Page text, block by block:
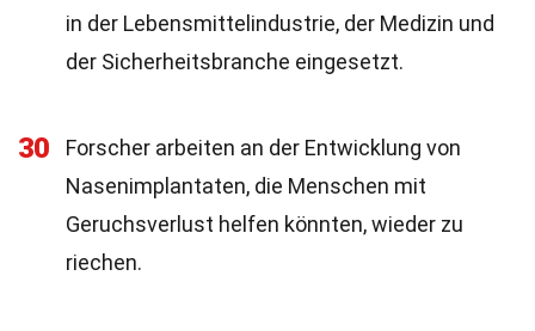
in der Lebensmittelindustrie, der Medizin und
der Sicherheitsbranche eingesetzt.
30
Forscher arbeiten an der Entwicklung von
Nasenimplantaten, die Menschen mit
Geruchsverlust helfen könnten, wieder zu
riechen.